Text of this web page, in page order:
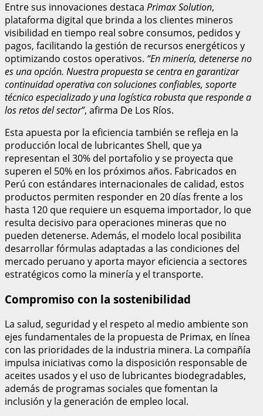
Entre sus innovaciones destaca Primax Solution,
plataforma digital que brinda a los clientes mineros
visibilidad en tiempo real sobre consumos, pedidos y
pagos, facilitando la gestión de recursos energéticos y
optimizando costos operativos. “En minería, detenerse no
es una opción. Nuestra propuesta se centra en garantizar
continuidad operativa con soluciones confiables, soporte
técnico especializado y una logística robusta que responde a
los retos del sector”, afirma De Los Ríos.
Esta apuesta por la eficiencia también se refleja en la
producción local de lubricantes Shell, que ya
representan el 30% del portafolio y se proyecta que
superen el 50% en los próximos años. Fabricados en
Perú con estándares internacionales de calidad, estos
productos permiten responder en 20 días frente a los
hasta 120 que requiere un esquema importador, lo que
resulta decisivo para operaciones mineras que no
pueden detenerse. Además, el modelo local posibilita
desarrollar fórmulas adaptadas a las condiciones del
mercado peruano y aporta mayor eficiencia a sectores
estratégicos como la minería y el transporte.
Compromiso con la sostenibilidad
La salud, seguridad y el respeto al medio ambiente son
ejes fundamentales de la propuesta de Primax, en línea
con las prioridades de la industria minera. La compañía
impulsa iniciativas como la disposición responsable de
aceites usados y el uso de lubricantes biodegradables,
además de programas sociales que fomentan la
inclusión y la generación de empleo local.